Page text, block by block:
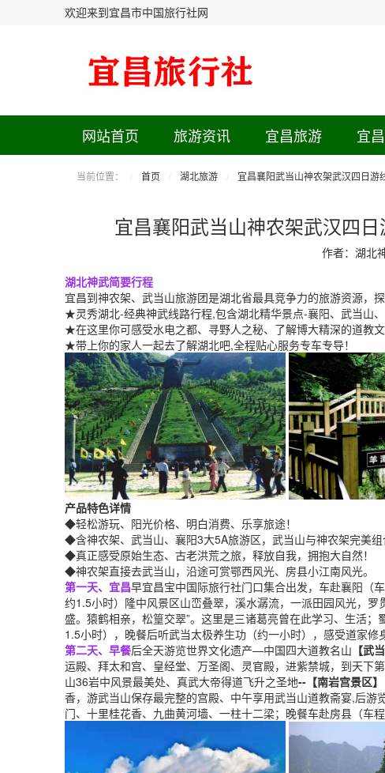
欢迎来到宜昌市中国旅行社网
网站首页 旅游资讯 宜昌旅游 宜
当前位置： 首页 湖北旅游 宜昌襄阳武当山神农架武汉四日游
宜昌襄阳武当山神农架武汉四
作者：湖北
湖北神武简要行程
宜昌到神农架、武当山旅游团是湖北省最具竞争力的旅游资源，
★灵秀湖北-经典神武线路行程,包含湖北精华景点-襄阳、武当山、
★在这里你可感受水电之都、寻野人之秘、了解博大精深的道教文
★带上你的家人一起去了解湖北吧,全程贴心服务专车专导！
产品特色详情
◆轻松游玩、阳光价格、明白消费、乐享旅途！
◆含神农架、武当山、襄阳3大5A旅游区，武当山与神农架完美
◆真正感受原始生态、古老洪荒之旅，释放自我，拥抱大自然！
◆神农架直接去武当山，沿途可赏鄂西风光、房县小江南风光。
第一天、宜昌早宜昌宝中国际旅行社门口集合出发，车赴襄阳（
约1.5小时）隆中风景区山峦叠翠，溪水潺流，一派田园风光，
盛。猿鹤相亲，松篁交翠”。这里是三诸葛亮曾在此学习、生活
1.5小时），晚餐后听武当太极养生功（约一小时），感受道家修
第二天、早餐后全天游览世界文化遗产—中国四大道教名山 【武
运殿、拜太和宫、皇经堂、万圣阁、灵官殿，进紫禁城，到天下
山36岩中风景最美处、真武大帝得道飞升之圣地--【南岩宫景区
香，游武当山保存最完整的宫殿、中午享用武当山道教斋宴,后游
门、十里桂花香、九曲黄河墙、一柱十二梁；晚餐车赴房县（车程